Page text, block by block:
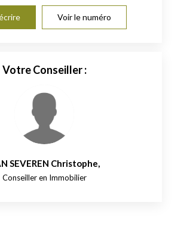
Voir le numéro
Votre Conseiller :
SEVEREN Christophe,
Conseiller en Immobilier